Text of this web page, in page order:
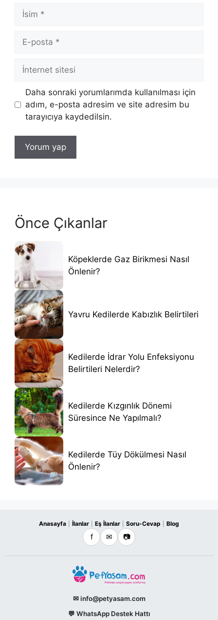
İsim
posta
İnternet
Daha sonraki yorumlarımda kullanılması için
adım, e-posta adresim ve site adresim bu
tarayıcıya kaydedilsin.
Önce Çıkanlar
Köpeklerde Gaz Birikmesi Nasıl
Önlenir?
Yavru Kedilerde Kabızlık Belirtileri
Kedilerde İdrar Yolu Enfeksiyonu
Belirtileri Nelerdir?
Kedilerde Kızgınlık Dönemi
Süresince Ne Yapılmalı?
Kedilerde Tüy Dökülmesi Nasıl
Önlenir?
Anasayfa İlanlar Eş İlanlar Soru-Cevap Blog
f ✉ 📷
✉ info@petyasam.com
💬 WhatsApp Destek Hattı